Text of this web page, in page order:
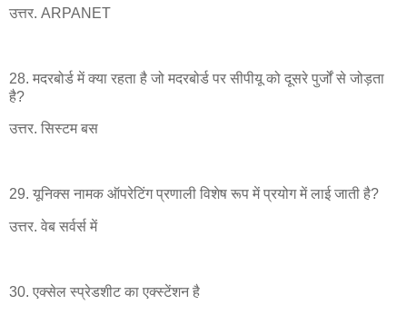
उत्तर. ARPANET
28. मदरबोर्ड में क्या रहता है जो मदरबोर्ड पर सीपीयू को दूसरे पुर्जों से जोड़ता
है?
उत्तर. सिस्टम बस
29. यूनिक्स नामक ऑपरेटिंग प्रणाली विशेष रूप में प्रयोग में लाई जाती है?
उत्तर. वेब सर्वर्स में
30. एक्सेल स्प्रेडशीट का एक्स्टेंशन है